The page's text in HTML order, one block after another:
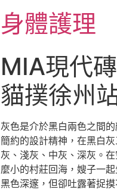
身體護理
MIA現代
貓撲徐州
灰色是介於黑白兩色之間
簡約的設計精神，在黑白
灰、淺灰、中灰、深灰。
麼小的村莊回海，嫂子一
黑色深邃，但卻吐露著捉